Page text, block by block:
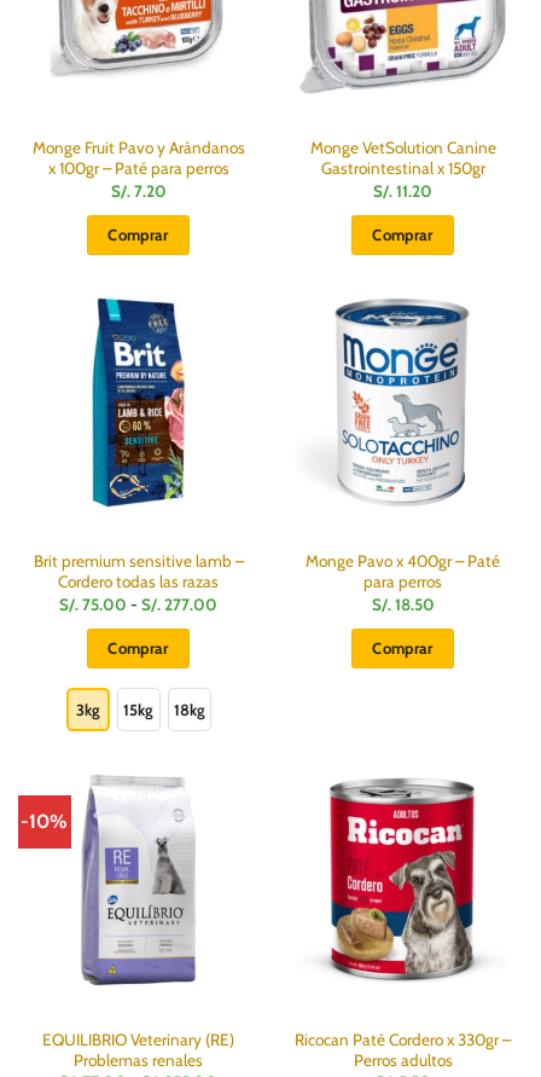
Monge Fruit Pavo y Arándanos
x 100gr – Paté para perros
S/.7.20
Comprar
Monge VetSolution Canine
Gastrointestinal x 150gr
S/.11.20
Comprar
Brit premium sensitive lamb –
Cordero todas las razas
S/.75.00 - S/.277.00
Comprar
producto
tiene
variantes.
Las
opciones
pueden
elegir
en
la
página
producto
3kg 15kg 18kg
Monge Pavo x 400gr – Paté
para perros
S/.18.50
Comprar
-10%
EQUILIBRIO Veterinary (RE)
Problemas renales
Ricocan Paté Cordero x 330gr –
Perros adultos